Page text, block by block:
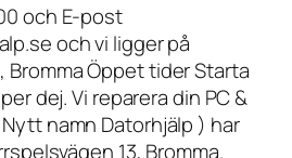
och E-post
och vi ligger på
Bromma Öppet tider Starta
dej. Vi reparera din PC &
namn Datorhjälp ) har
13, Bromma.